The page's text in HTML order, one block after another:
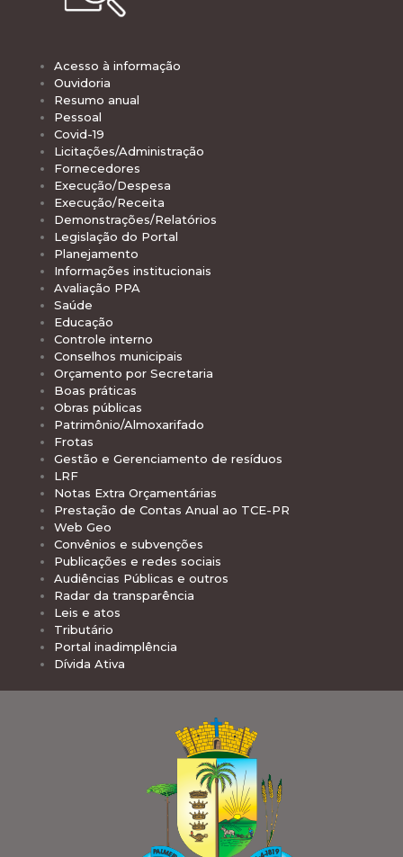
Acesso à informação
Ouvidoria
Resumo anual
Pessoal
Covid-19
Licitações/Administração
Fornecedores
Execução/Despesa
Execução/Receita
Demonstrações/Relatórios
Legislação do Portal
Planejamento
Informações institucionais
Avaliação PPA
Saúde
Educação
Controle interno
Conselhos municipais
Orçamento por Secretaria
Boas práticas
Obras públicas
Patrimônio/Almoxarifado
Frotas
Gestão e Gerenciamento de resíduos
LRF
Notas Extra Orçamentárias
Prestação de Contas Anual ao TCE-PR
Web Geo
Convênios e subvenções
Publicações e redes sociais
Audiências Públicas e outros
Radar da transparência
Leis e atos
Tributário
Portal inadimplência
Dívida Ativa